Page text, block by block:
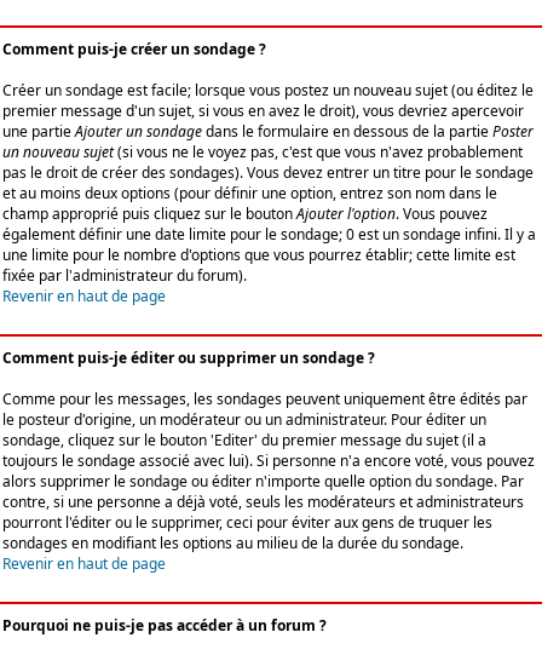
Comment puis-je créer un sondage ?
Créer un sondage est facile; lorsque vous postez un nouveau sujet (ou éditez le
premier message d'un sujet, si vous en avez le droit), vous devriez apercevoir
une partieAjouter un sondagedans le formulaire en dessous de la partiePoster
un nouveau sujet(si vous ne le voyez pas, c'est que vous n'avez probablement
pas le droit de créer des sondages). Vous devez entrer un titre pour le sondage
et au moins deux options (pour définir une option, entrez son nom dans le
champ approprié puis cliquez sur le boutonAjouter l'option. Vous pouvez
également définir une date limite pour le sondage; 0 est un sondage infini. Il y a
une limite pour le nombre d'options que vous pourrez établir; cette limite est
fixée par l'administrateur du forum).
Revenir en haut de page
Comment puis-je éditer ou supprimer un sondage ?
Comme pour les messages, les sondages peuvent uniquement être édités par
le posteur d'origine, un modérateur ou un administrateur. Pour éditer un
sondage, cliquez sur le bouton 'Editer' du premier message du sujet (il a
toujours le sondage associé avec lui). Si personne n'a encore voté, vous pouvez
alors supprimer le sondage ou éditer n'importe quelle option du sondage. Par
contre, si une personne a déjà voté, seuls les modérateurs et administrateurs
pourront l'éditer ou le supprimer, ceci pour éviter aux gens de truquer les
sondages en modifiant les options au milieu de la durée du sondage.
Revenir en haut de page
Pourquoi ne puis-je pas accéder à un forum ?